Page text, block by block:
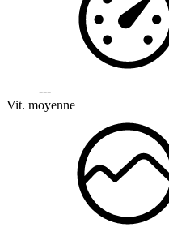
---
Vit. moyenne